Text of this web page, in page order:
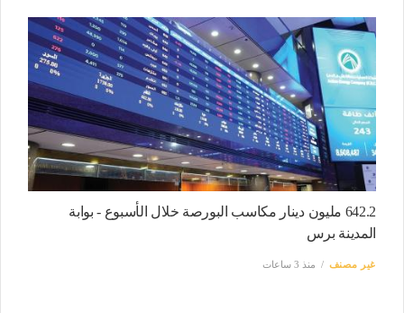
642.2 مليون دينار مكاسب البورصة خلال الأسبوع - بوابة
المدينة برس
غير مصنف منذ 3 ساعات